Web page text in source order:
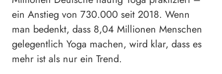
ein Anstieg von 730.000 seit 2018. Wenn
man bedenkt, dass 8,04 Millionen Menschen
gelegentlich Yoga machen, wird klar, dass es
mehr ist als nur ein Trend.